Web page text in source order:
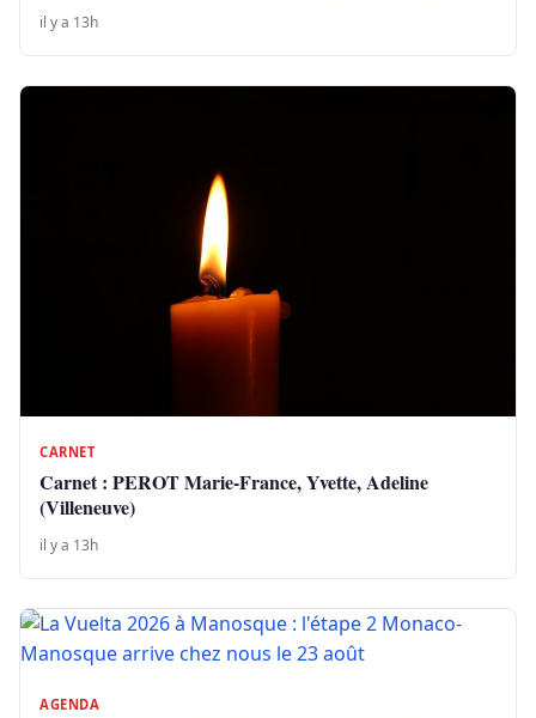
il y a 13h
CARNET
Carnet : PEROT Marie-France, Yvette, Adeline
(Villeneuve)
il y a 13h
AGENDA